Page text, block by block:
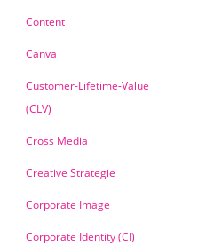
Content
Canva
Customer-Lifetime-Value
(CLV)
Cross Media
Creative Strategie
Corporate Image
Corporate Identity (CI)